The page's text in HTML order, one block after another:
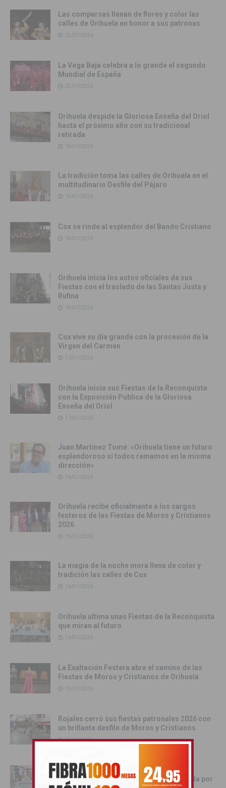
Las comparsas llenan de flores y color las
calles de Orihuela en honor a sus patronas
20/07/2026
La Vega Baja celebra a lo grande el segundo
Mundial de España
20/07/2026
Orihuela despide la Gloriosa Enseña del Oriol
hasta el próximo año con su tradicional
retirada
19/07/2026
La tradición toma las calles de Orihuela en el
multitudinario Desfile del Pájaro
19/07/2026
Cox se rinde al esplendor del Bando Cristiano
18/07/2026
Orihuela inicia los actos oficiales de sus
Fiestas con el traslado de las Santas Justa y
Rufina
18/07/2026
Cox vive su día grande con la procesión de la
Virgen del Carmen
17/07/2026
Orihuela inicia sus Fiestas de la Reconquista
con la Exposición Pública de la Gloriosa
Enseña del Oriol
17/07/2026
Juan Martínez Tomé: «Orihuela tiene un futuro
esplendoroso si todos remamos en la misma
dirección»
16/07/2026
Orihuela recibe oficialmente a los cargos
festeros de las Fiestas de Moros y Cristianos
2026
16/07/2026
La magia de la noche mora llena de color y
tradición las calles de Cox
16/07/2026
Orihuela ultima unas Fiestas de la Reconquista
que miran al futuro
14/07/2026
La Exaltación Festera abre el camino de las
Fiestas de Moros y Cristianos de Orihuela
12/07/2026
Rojales cerró sus fiestas patronales 2026 con
un brillante desfile de Moros y Cristianos
06/07/2026
Los Montesinos vive una multitudinaria
celebración del Orgullo LGTBIQ+ marcada por